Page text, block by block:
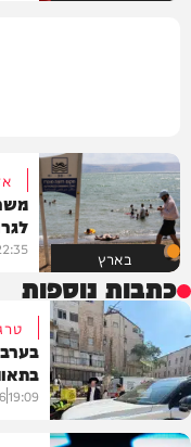
בארץ
כתבות נוספות
19:09